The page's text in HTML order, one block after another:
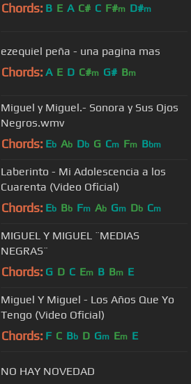
Chords: B E A C# C F#m D#m
ezequiel peña - una pagina mas
Chords: A E D C#m G# Bm
Miguel y Miguel.- Sonora y Sus Ojos
Negros.wmv
Chords: Eb Ab Db G Cm Fm Bbm
Laberinto - Mi Adolescencia a los
Cuarenta (Video Oficial)
Chords: Eb Bb Fm Ab Gm Db Cm
MIGUEL Y MIGUEL ¨MEDIAS
NEGRAS¨
Chords: G D C Em B Bm E
Miguel Y Miguel - Los Años Que Yo
Tengo (Video Oficial)
Chords: F C Bb D Gm Em E
NO HAY NOVEDAD